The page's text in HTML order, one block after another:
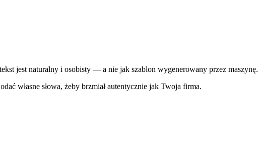
jest naturalny i osobisty — a nie jak szablon wygenerowany przez maszynę.
własne słowa, żeby brzmiał autentycznie jak Twoja firma.